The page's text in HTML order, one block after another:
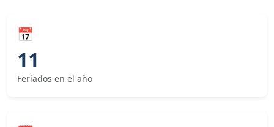
📅
11
Feriados en el año